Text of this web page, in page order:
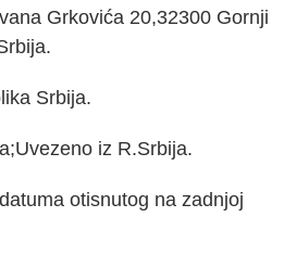
Grkovića 20,32300 Gornji
Srbija.
iz R.Srbija.
otisnutog na zadnjoj